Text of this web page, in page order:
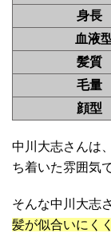
身
血液
髪質
毛量
顔型
中川大志さんは
ち着いた雰囲気
そんな中川大志
髪が似合いにく